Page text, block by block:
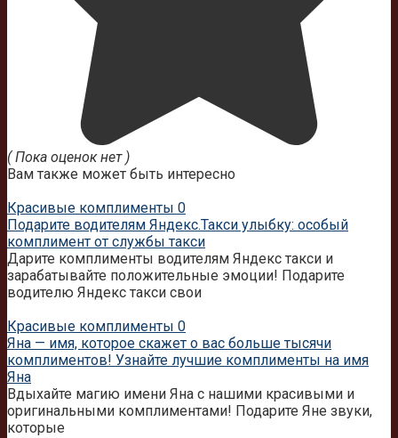
( Пока оценок нет )
Вам также может быть интересно
Красивые комплименты 0
Подарите водителям Яндекс.Такси улыбку: особый
комплимент от службы такси
Дарите комплименты водителям Яндекс такси и
зарабатывайте положительные эмоции! Подарите
водителю Яндекс такси свои
Красивые комплименты 0
Яна — имя, которое скажет о вас больше тысячи
комплиментов! Узнайте лучшие комплименты на имя
Яна
Вдыхайте магию имени Яна с нашими красивыми и
оригинальными комплиментами! Подарите Яне звуки,
которые